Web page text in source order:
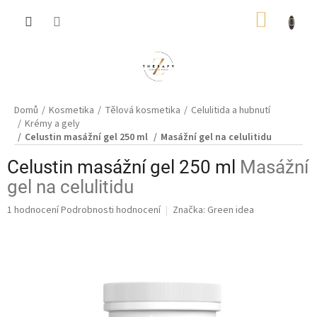
Domů Kosmetika Tělová kosmetika
Celulitida a hubnutí
Krémy a gely
Celustin masážní gel 250 ml
Masážní gel na celulitidu
Celustin masážní gel 250 ml Masážní
gel na celulitidu
Průměrné
1 hodnoceníPodrobnosti hodnocení Značka: Green idea